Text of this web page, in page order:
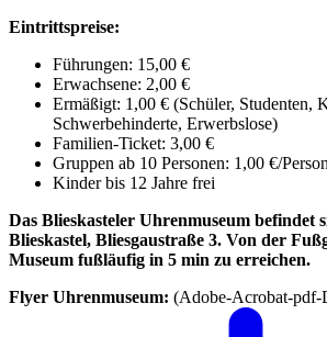
Eintrittspreise:
Führungen: 15,00 €
Erwachsene: 2,00 €
Ermäßigt: 1,00 € (Schüler, Studenten,
Schwerbehinderte, Erwerbslose)
Familien-Ticket: 3,00 €
Gruppen ab 10 Personen: 1,00 €/Person
Kinder bis 12 Jahre frei
Das Blieskasteler Uhrenmuseum befindet
Blieskastel, Bliesgaustraße 3. Von der
Museum fußläufig in 5 min zu erreichen.
Flyer Uhrenmuseum: (Adobe-Acrobat-pdf-